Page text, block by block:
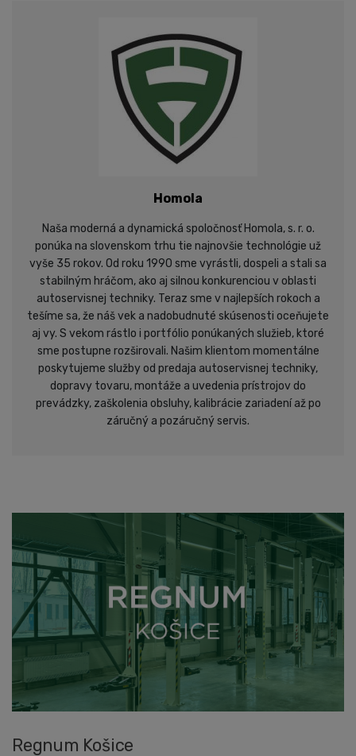
Homola
Naša moderná a dynamická spoločnosť Homola, s. r. o.
ponúka na slovenskom trhu tie najnovšie technológie už
vyše 35 rokov. Od roku 1990 sme vyrástli, dospeli a stali sa
stabilným hráčom, ako aj silnou konkurenciou v oblasti
autoservisnej techniky. Teraz sme v najlepších rokoch a
tešíme sa, že náš vek a nadobudnuté skúsenosti oceňujete
aj vy. S vekom rástlo i portfólio ponúkaných služieb, ktoré
sme postupne rozširovali. Našim klientom momentálne
poskytujeme služby od predaja autoservisnej techniky,
dopravy tovaru, montáže a uvedenia prístrojov do
prevádzky, zaškolenia obsluhy, kalibrácie zariadení až po
záručný a pozáručný servis.
Regnum Košice